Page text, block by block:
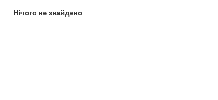
Нiчого не знайдено